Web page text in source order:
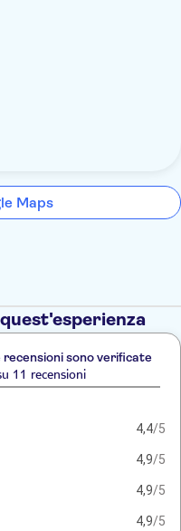
Maps
sono verificate
11 recensioni
4,4/5
4,9/5
4,9/5
4,9/5